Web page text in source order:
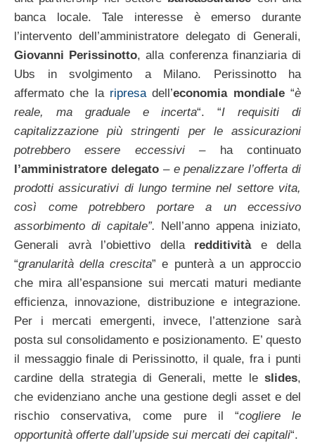
banca locale. Tale interesse è emerso durante
l’intervento dell’amministratore delegato di Generali,
Giovanni Perissinotto, alla conferenza finanziaria di
Ubs in svolgimento a Milano. Perissinotto ha
affermato che la ripresadell’economia mondiale“è
reale, ma graduale e incerta“. “I requisiti di
capitalizzazione più stringenti per le assicurazioni
potrebbero essere eccessivi – ha continuato
l’amministratore delegato– e penalizzare l’offerta di
prodotti assicurativi di lungo termine nel settore vita,
così come potrebbero portare a un eccessivo
assorbimento di capitale”. Nell’anno appena iniziato,
Generali avrà l’obiettivo della redditivitàe della
“granularità della crescita” e punterà a un approccio
che mira all’espansione sui mercati maturi mediante
efficienza, innovazione, distribuzione e integrazione.
Per i mercati emergenti, invece, l’attenzione sarà
posta sul consolidamento e posizionamento. E’ questo
il messaggio finale di Perissinotto, il quale, fra i punti
cardine della strategia di Generali, mette leslides,
che evidenziano anche una gestione degli asset e del
rischio conservativa, come pure il “cogliere le
opportunità offerte dall’upside sui mercati dei capitali“.